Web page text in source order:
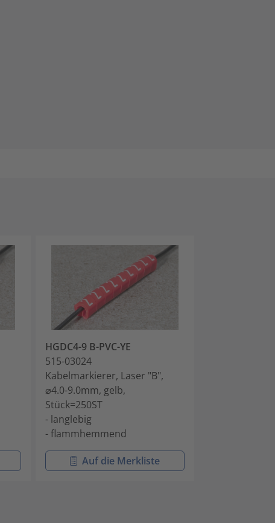
HGDC4-9 B-PVC-YE
515-03024
Kabelmarkierer, Laser "B",
⌀4.0-9.0mm, gelb,
Stück=250ST
- langlebig
- flammhemmend
Auf die Merkliste